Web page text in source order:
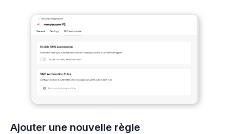
Ajouter une nouvelle règle